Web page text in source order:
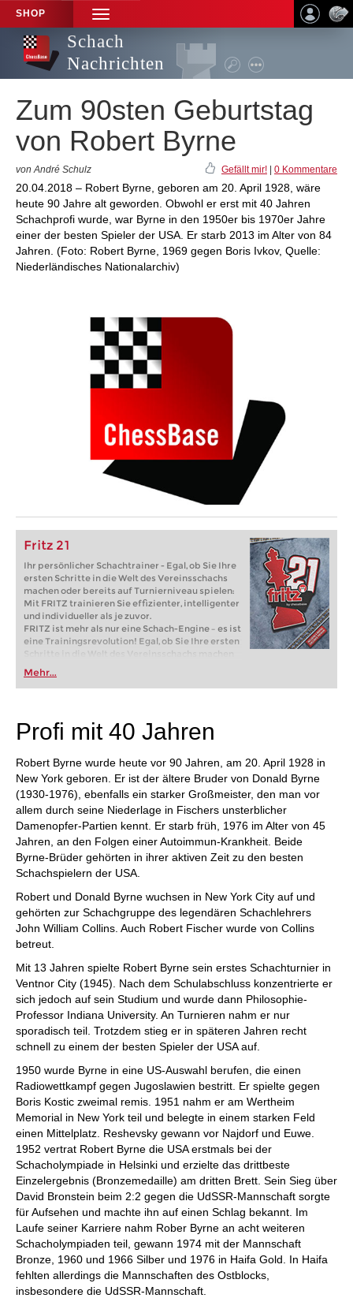
SHOP
TOGGLE
NAVIGATION
Schach
Nachrichten
Zum 90sten Geburtstag
von Robert Byrne
von André Schulz Gefällt mir! 0 Kommentare
20.04.2018 – Robert Byrne, geboren am 20. April 1928, wäre
heute 90 Jahre alt geworden. Obwohl er erst mit 40 Jahren
Schachprofi wurde, war Byrne in den 1950er bis 1970er Jahre
einer der besten Spieler der USA. Er starb 2013 im Alter von 84
Jahren. (Foto: Robert Byrne, 1969 gegen Boris Ivkov, Quelle:
Niederländisches Nationalarchiv)
Fritz 21
Ihr persönlicher Schachtrainer - Egal, ob Sie Ihre
ersten Schritte in die Welt des Vereinsschachs
machen oder bereits auf Turnierniveau spielen:
Mit FRITZ trainieren Sie effizienter, intelligenter
und individueller als je zuvor.
FRITZ ist mehr als nur eine Schach-Engine – es ist
eine Trainingsrevolution! Egal, ob Sie Ihre ersten
Schritte in die Welt des Vereinsschachs machen
oder bereits auf Turnierniveau spielen: Mit
FRITZ trainieren Sie effizienter, intelligenter und
individueller als je zuvor.
Mehr...
Profi mit 40 Jahren
Robert Byrne wurde heute vor 90 Jahren, am 20. April 1928 in
New York geboren. Er ist der ältere Bruder von Donald Byrne
(1930-1976), ebenfalls ein starker Großmeister, den man vor
allem durch seine Niederlage in Fischers unsterblicher
Damenopfer-Partien kennt. Er starb früh, 1976 im Alter von 45
Jahren, an den Folgen einer Autoimmun-Krankheit. Beide
Byrne-Brüder gehörten in ihrer aktiven Zeit zu den besten
Schachspielern der USA.
Robert und Donald Byrne wuchsen in New York City auf und
gehörten zur Schachgruppe des legendären Schachlehrers
John William Collins. Auch Robert Fischer wurde von Collins
betreut.
Mit 13 Jahren spielte Robert Byrne sein erstes Schachturnier in
Ventnor City (1945). Nach dem Schulabschluss konzentrierte er
sich jedoch auf sein Studium und wurde dann Philosophie-
Professor Indiana University. An Turnieren nahm er nur
sporadisch teil. Trotzdem stieg er in späteren Jahren recht
schnell zu einem der besten Spieler der USA auf.
1950 wurde Byrne in eine US-Auswahl berufen, die einen
Radiowettkampf gegen Jugoslawien bestritt. Er spielte gegen
Boris Kostic zweimal remis. 1951 nahm er am Wertheim
Memorial in New York teil und belegte in einem starken Feld
einen Mittelplatz. Reshevsky gewann vor Najdorf und Euwe.
1952 vertrat Robert Byrne die USA erstmals bei der
Schacholympiade in Helsinki und erzielte das drittbeste
Einzelergebnis (Bronzemedaille) am dritten Brett. Sein Sieg über
David Bronstein beim 2:2 gegen die UdSSR-Mannschaft sorgte
für Aufsehen und machte ihn auf einen Schlag bekannt. Im
Laufe seiner Karriere nahm Rober Byrne an acht weiteren
Schacholympiaden teil, gewann 1974 mit der Mannschaft
Bronze, 1960 und 1966 Silber und 1976 in Haifa Gold. In Haifa
fehlten allerdings die Mannschaften des Ostblocks,
insbesondere die UdSSR-Mannschaft.